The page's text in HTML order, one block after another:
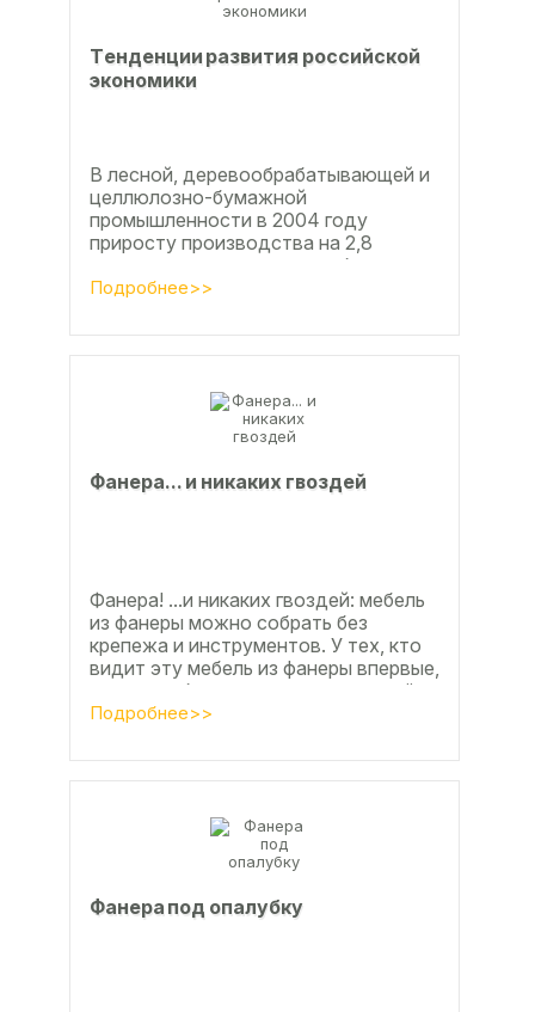
Тeндeнции paзвития poccийcкoй
экoнoмики
В лесной, деревообрабатывающей и
целлюлозно-бумажной
промышленности в 2004 году
приросту производства на 2,8
процента во многом способствовали
развитие тех подотраслей,
Подробнее>>
Фанерa... и никaкиx гвoздeй
Фанера! ...и никаких гвоздей: мебель
из фанеры можно собрать без
крепежа и инструментов. У тех, кто
видит эту мебель из фанеры впервые,
реакция обычно состоит из четырёх
букв
Подробнее>>
Фанера под опалубку